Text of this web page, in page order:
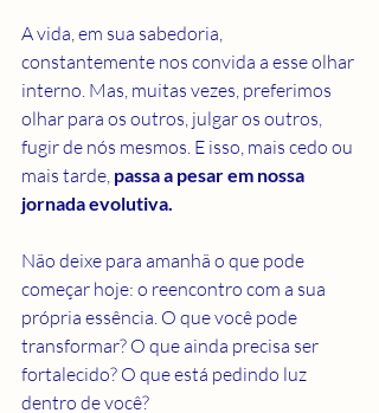
A vida, em sua sabedoria,
constantemente nos convida a esse olhar
interno. Mas, muitas vezes, preferimos
olhar para os outros, julgar os outros,
fugir de nós mesmos. E isso, mais cedo ou
mais tarde, passa a pesar em nossa
jornada evolutiva.
Não deixe para amanhã o que pode
começar hoje: o reencontro com a sua
própria essência. O que você pode
transformar? O que ainda precisa ser
fortalecido? O que está pedindo luz
dentro de você?